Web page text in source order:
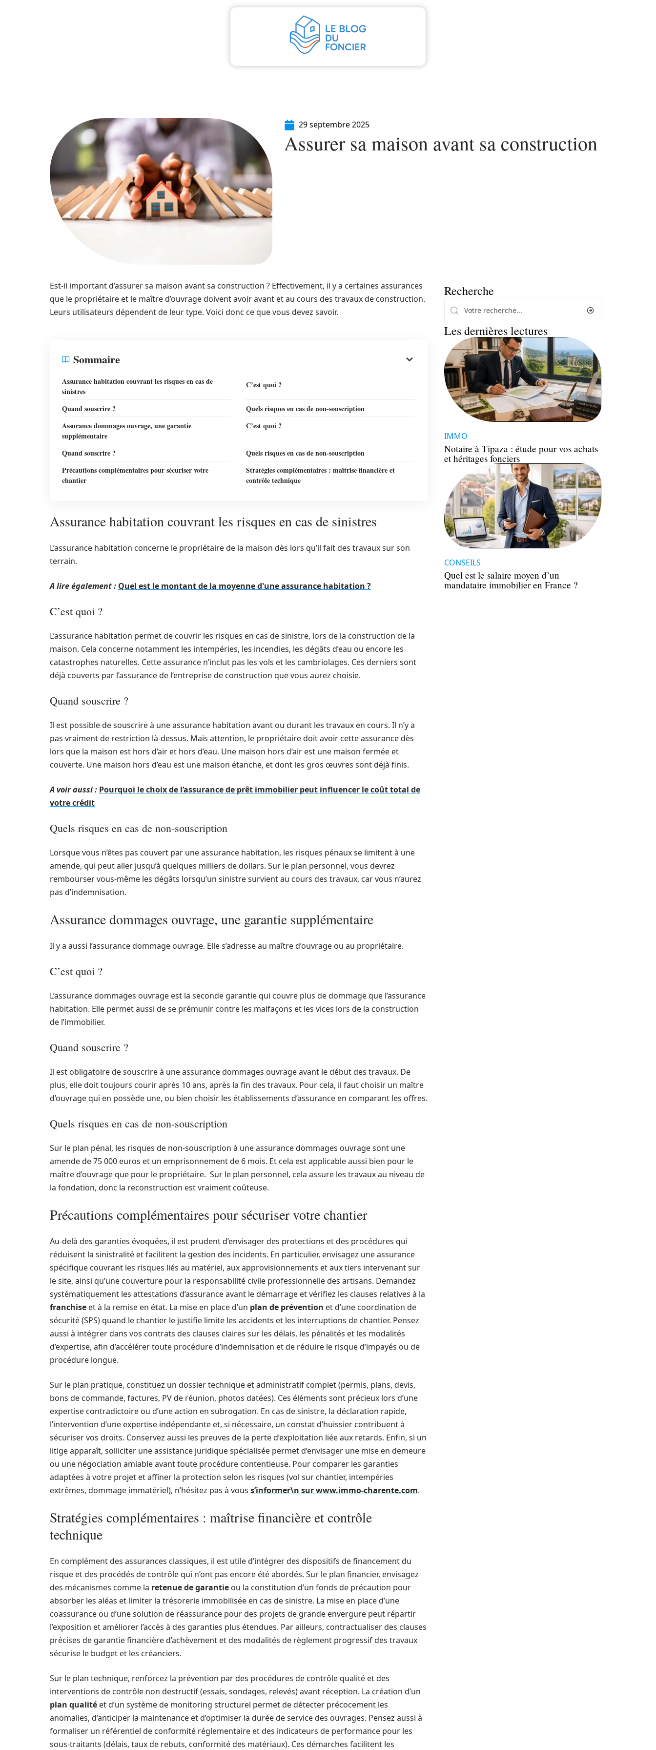
29 septembre 2025
Assurer sa maison avant sa construction
Est-il important d’assurer sa maison avant sa construction ? Effectivement, il y a certaines assurances
que le propriétaire et le maître d’ouvrage doivent avoir avant et au cours des travaux de construction.
Leurs utilisateurs dépendent de leur type. Voici donc ce que vous devez savoir.
Sommaire
Assurance habitation couvrant les risques en cas de
sinistres
C’est quoi ?
Quand souscrire ?
Quels risques en cas de non-souscription
Assurance dommages ouvrage, une garantie
supplémentaire
C’est quoi ?
Quand souscrire ?
Quels risques en cas de non-souscription
Précautions complémentaires pour sécuriser votre
chantier
Stratégies complémentaires : maîtrise financière et
contrôle technique
Assurance habitation couvrant les risques en cas de sinistres
L’assurance habitation concerne le propriétaire de la maison dès lors qu’il fait des travaux sur son
terrain.
A lire également : Quel est le montant de la moyenne d'une assurance habitation ?
C’est quoi ?
L’assurance habitation permet de couvrir les risques en cas de sinistre, lors de la construction de la
maison. Cela concerne notamment les intempéries, les incendies, les dégâts d’eau ou encore les
catastrophes naturelles. Cette assurance n’inclut pas les vols et les cambriolages. Ces derniers sont
déjà couverts par l’assurance de l’entreprise de construction que vous aurez choisie.
Quand souscrire ?
Il est possible de souscrire à une assurance habitation avant ou durant les travaux en cours. Il n’y a
pas vraiment de restriction là-dessus. Mais attention, le propriétaire doit avoir cette assurance dès
lors que la maison est hors d’air et hors d’eau. Une maison hors d’air est une maison fermée et
couverte. Une maison hors d’eau est une maison étanche, et dont les gros œuvres sont déjà finis.
A voir aussi : Pourquoi le choix de l’assurance de prêt immobilier peut influencer le coût total de
votre crédit
Quels risques en cas de non-souscription
Lorsque vous n’êtes pas couvert par une assurance habitation, les risques pénaux se limitent à une
amende, qui peut aller jusqu’à quelques milliers de dollars. Sur le plan personnel, vous devrez
rembourser vous-même les dégâts lorsqu’un sinistre survient au cours des travaux, car vous n’aurez
pas d’indemnisation.
Assurance dommages ouvrage, une garantie supplémentaire
Il y a aussi l’assurance dommage ouvrage. Elle s’adresse au maître d’ouvrage ou au propriétaire.
C’est quoi ?
L’assurance dommages ouvrage est la seconde garantie qui couvre plus de dommage que l’assurance
habitation. Elle permet aussi de se prémunir contre les malfaçons et les vices lors de la construction
de l’immobilier.
Quand souscrire ?
Il est obligatoire de souscrire à une assurance dommages ouvrage avant le début des travaux. De
plus, elle doit toujours courir après 10 ans, après la fin des travaux. Pour cela, il faut choisir un maître
d’ouvrage qui en possède une, ou bien choisir les établissements d’assurance en comparant les offres.
Quels risques en cas de non-souscription
Sur le plan pénal, les risques de non-souscription à une assurance dommages ouvrage sont une
amende de 75 000 euros et un emprisonnement de 6 mois. Et cela est applicable aussi bien pour le
maître d’ouvrage que pour le propriétaire. Sur le plan personnel, cela assure les travaux au niveau de
la fondation, donc la reconstruction est vraiment coûteuse.
Précautions complémentaires pour sécuriser votre chantier
Au-delà des garanties évoquées, il est prudent d’envisager des protections et des procédures qui
réduisent la sinistralité et facilitent la gestion des incidents. En particulier, envisagez une assurance
spécifique couvrant les risques liés au matériel, aux approvisionnements et aux tiers intervenant sur
le site, ainsi qu’une couverture pour la responsabilité civile professionnelle des artisans. Demandez
systématiquement les attestations d’assurance avant le démarrage et vérifiez les clauses relatives à la
franchise et à la remise en état. La mise en place d’un plan de prévention et d’une coordination de
sécurité (SPS) quand le chantier le justifie limite les accidents et les interruptions de chantier. Pensez
aussi à intégrer dans vos contrats des clauses claires sur les délais, les pénalités et les modalités
d’expertise, afin d’accélérer toute procédure d’indemnisation et de réduire le risque d’impayés ou de
procédure longue.
Sur le plan pratique, constituez un dossier technique et administratif complet (permis, plans, devis,
bons de commande, factures, PV de réunion, photos datées). Ces éléments sont précieux lors d’une
expertise contradictoire ou d’une action en subrogation. En cas de sinistre, la déclaration rapide,
l’intervention d’une expertise indépendante et, si nécessaire, un constat d’huissier contribuent à
sécuriser vos droits. Conservez aussi les preuves de la perte d’exploitation liée aux retards. Enfin, si un
litige apparaît, solliciter une assistance juridique spécialisée permet d’envisager une mise en demeure
ou une négociation amiable avant toute procédure contentieuse. Pour comparer les garanties
adaptées à votre projet et affiner la protection selon les risques (vol sur chantier, intempéries
extrêmes, dommage immatériel), n’hésitez pas à vous s’informer\n sur www.immo-charente.com.
Stratégies complémentaires : maîtrise financière et contrôle
technique
En complément des assurances classiques, il est utile d’intégrer des dispositifs de financement du
risque et des procédés de contrôle qui n’ont pas encore été abordés. Sur le plan financier, envisagez
des mécanismes comme la retenue de garantie ou la constitution d’un fonds de précaution pour
absorber les aléas et limiter la trésorerie immobilisée en cas de sinistre. La mise en place d’une
coassurance ou d’une solution de réassurance pour des projets de grande envergure peut répartir
l’exposition et améliorer l’accès à des garanties plus étendues. Par ailleurs, contractualiser des clauses
précises de garantie financière d’achèvement et des modalités de règlement progressif des travaux
sécurise le budget et les créanciers.
Sur le plan technique, renforcez la prévention par des procédures de contrôle qualité et des
interventions de contrôle non destructif (essais, sondages, relevés) avant réception. La création d’un
plan qualité et d’un système de monitoring structurel permet de détecter précocement les
anomalies, d’anticiper la maintenance et d’optimiser la durée de service des ouvrages. Pensez aussi à
formaliser un référentiel de conformité réglementaire et des indicateurs de performance pour les
sous-traitants (délais, taux de rebuts, conformité des matériaux). Ces démarches facilitent les
Recherche
Les dernières lectures
IMMO
Notaire à Tipaza : étude pour vos achats
et héritages fonciers
CONSEILS
Quel est le salaire moyen d’un
mandataire immobilier en France ?